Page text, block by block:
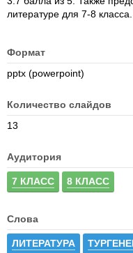
литературе для 7-8
Формат
pptx (powerpoint)
Количество слайдов
13
Аудитория
7 КЛАСС 8 КЛАСС
Слова
ЛИТЕРАТУРА